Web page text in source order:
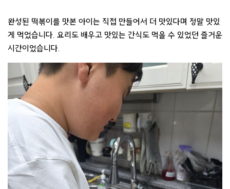
완성된 떡볶이를 맛본 아이는 직접 만들어서 더 맛있다며 정말 맛있
게 먹었습니다. 요리도 배우고 맛있는 간식도 먹을 수 있었던 즐거운
시간이었습니다.